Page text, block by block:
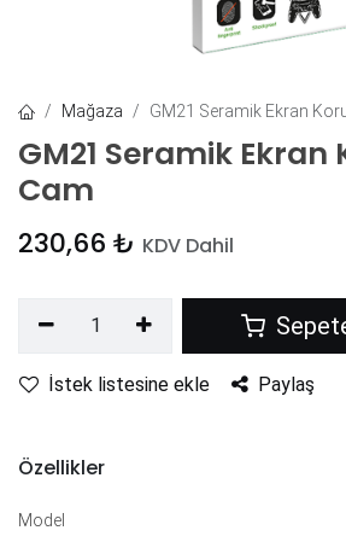
Mağaza GM21 Seramik Ekran
GM21 Seramik
Cam
230,66 ₺ KDV Dahil
İstek listesine ekle Paylaş
Özellikler
Model